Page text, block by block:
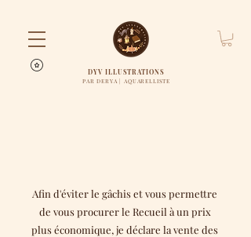
DYV ILLUSTRATIONS
PAR DERYA | AQUARELLISTE
Afin d'éviter le gâchis et vous permettre
de vous procurer le Recueil à un prix
plus économique, je déclare la vente des